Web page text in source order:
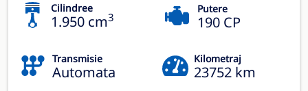
Cilindree
1.950 cm3
Putere
190 CP
Transmisie
Automata
Kilometraj
23752 km